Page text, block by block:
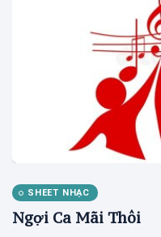
SHEET NHẠC
Ngợi Ca Mãi Thôi